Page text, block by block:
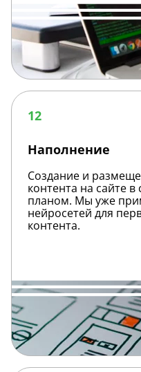
Наполнение
12
Наполнение
Создание и
контента на сайте в
планом. Мы уже
нейросетей для
контента.